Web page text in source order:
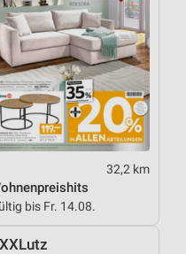
32,2 km
bis Fr. 14.08.